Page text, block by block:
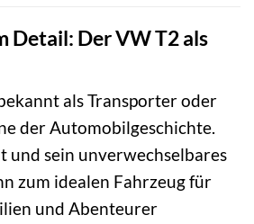
Detail: Der VW T2 als
als Transporter oder
der Automobilgeschichte.
und sein unverwechselbares
zum idealen Fahrzeug für
und Abenteurer